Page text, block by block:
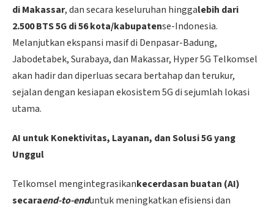
di Makassar, dan secara keseluruhan hinggalebih dari
2.500 BTS 5G di 56 kota/kabupatense-Indonesia.
Melanjutkan ekspansi masif di Denpasar-Badung,
Jabodetabek, Surabaya, dan Makassar, Hyper 5G Telkomsel
akan hadir dan diperluas secara bertahap dan terukur,
sejalan dengan kesiapan ekosistem 5G di sejumlah lokasi
utama.
AI untuk Konektivitas, Layanan, dan Solusi 5G yang
Unggul
Telkomsel mengintegrasikankecerdasan buatan (AI)
secaraend-to-enduntuk meningkatkan efisiensi dan